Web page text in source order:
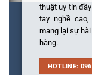
thuật uy tín
tay nghề cao,
mang lại sự
hàng.
HOTLINE: